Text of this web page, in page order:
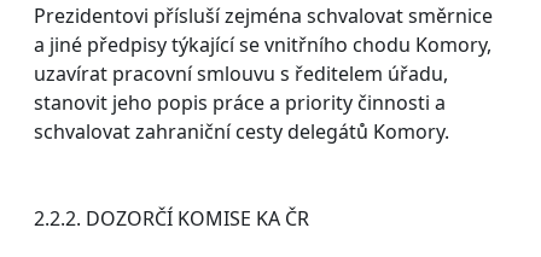
Prezidentovi přísluší zejména schvalovat směrnice
a jiné předpisy týkající se vnitřního chodu Komory,
uzavírat pracovní smlouvu s ředitelem úřadu,
stanovit jeho popis práce a priority činnosti a
schvalovat zahraniční cesty delegátů Komory.
2.2.2. DOZORČÍ KOMISE KA ČR